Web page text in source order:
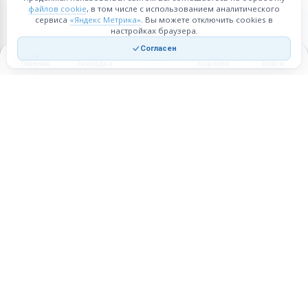
Главная Закладки Корзина Войти
файлов cookie, в том числе с использованием аналитического
сервиса «Яндекс Метрика». Вы можете отключить cookies в
настройках браузера.
Согласен